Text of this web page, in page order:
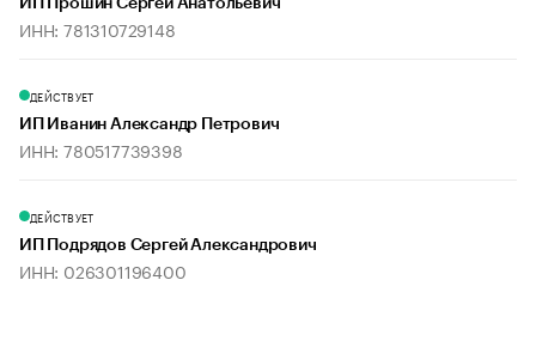
ИП Прошин Сергей Анатольевич
ИНН: 781310729148
ДЕЙСТВУЕТ
ИП Иванин Александр Петрович
ИНН: 780517739398
ДЕЙСТВУЕТ
ИП Подрядов Сергей Александрович
ИНН: 026301196400